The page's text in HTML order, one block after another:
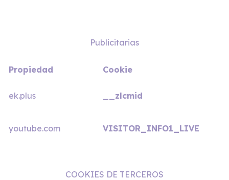
Publicitarias
Propiedad Cookie
ek.plus __zlcmid
youtube.com VISITOR_INFO1_LIVE
COOKIES DE TERCEROS